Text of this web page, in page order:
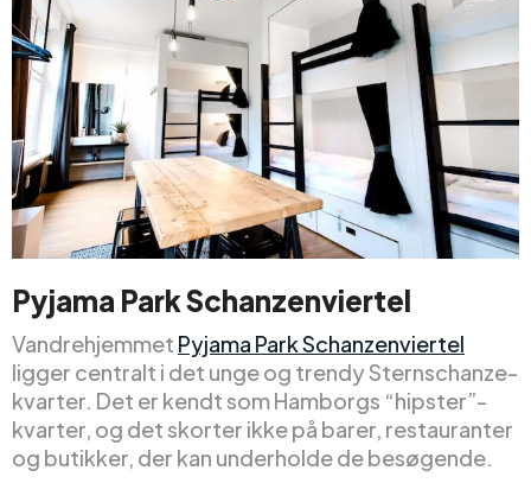
Pyjama Park Schanzenviertel
Vandrehjemmet Pyjama Park Schanzenviertel
ligger centralt i det unge og trendy Sternschanze-
kvarter. Det er kendt som Hamborgs “hipster”-
kvarter, og det skorter ikke på barer, restauranter
og butikker, der kan underholde de besøgende.